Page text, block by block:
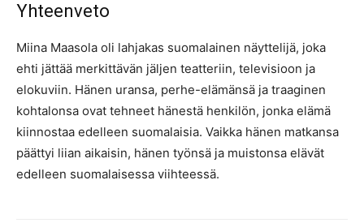
Yhteenveto
Miina Maasola oli lahjakas suomalainen näyttelijä, joka
ehti jättää merkittävän jäljen teatteriin, televisioon ja
elokuviin. Hänen uransa, perhe-elämänsä ja traaginen
kohtalonsa ovat tehneet hänestä henkilön, jonka elämä
kiinnostaa edelleen suomalaisia. Vaikka hänen matkansa
päättyi liian aikaisin, hänen työnsä ja muistonsa elävät
edelleen suomalaisessa viihteessä.